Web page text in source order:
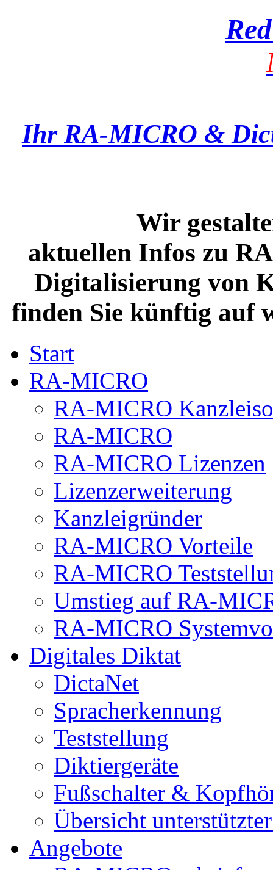
Ihr RA-MICRO &
Wir gestalten
aktuellen Infos zu
Digitalisierung von
finden Sie künftig auf
Start
RA-MICRO
RA-MICRO
RA-MICRO
RA-MICRO Lizenzen
Lizenzerweiterung
Kanzleigründer
RA-MICRO Vorteile
RA-MICRO
Umstieg auf RA-
RA-MICRO
Digitales Diktat
DictaNet
Spracherkennung
Teststellung
Diktiergeräte
Fußschalter &
Übersicht
Angebote